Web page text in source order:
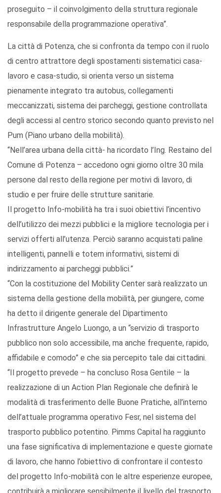
proseguito – il coinvolgimento della struttura regionale
responsabile della programmazione operativa”.
La città di Potenza, che si confronta da tempo con il ruolo
di centro attrattore degli spostamenti sistematici casa-
lavoro e casa-studio, si orienta verso un sistema
pienamente integrato tra autobus, collegamenti
meccanizzati, sistema dei parcheggi, gestione controllata
degli accessi al centro storico secondo quanto previsto nel
Pum (Piano urbano della mobilità).
“Nell’area urbana della città- ha ricordato l’Ing. Restaino del
Comune di Potenza – accedono ogni giorno oltre 30 mila
persone dal resto della regione per motivi di lavoro, di
studio e per fruire delle strutture sanitarie.
Il progetto Info-mobilità ha tra i suoi obiettivi l’incentivo
dell’utilizzo dei mezzi pubblici e la migliore tecnologia per i
servizi offerti all’utenza. Perciò saranno acquistati paline
intelligenti, pannelli e totem informativi, sistemi di
indirizzamento ai parcheggi pubblici.”
“Con la costituzione del Mobility Center sarà realizzato un
sistema della gestione della mobilità, per giungere, come
ha detto il dirigente generale del Dipartimento
Infrastrutture Angelo Luongo, a un “servizio di trasporto
pubblico non solo accessibile, ma anche frequente, rapido,
affidabile e comodo” e che sia percepito tale dai cittadini.
“Il progetto prevede – ha concluso Rosa Gentile – la
realizzazione di un Action Plan Regionale che definirà le
modalità di trasferimento delle Buone Pratiche, all’interno
dell’attuale programma operativo Fesr, nel sistema del
trasporto pubblico potentino. Pimms Capital ha raggiunto
una fase significativa di implementazione e queste giornate
di lavoro, che hanno l’obiettivo di confrontare il contesto
del progetto Info-mobilità con le altre esperienze europee,